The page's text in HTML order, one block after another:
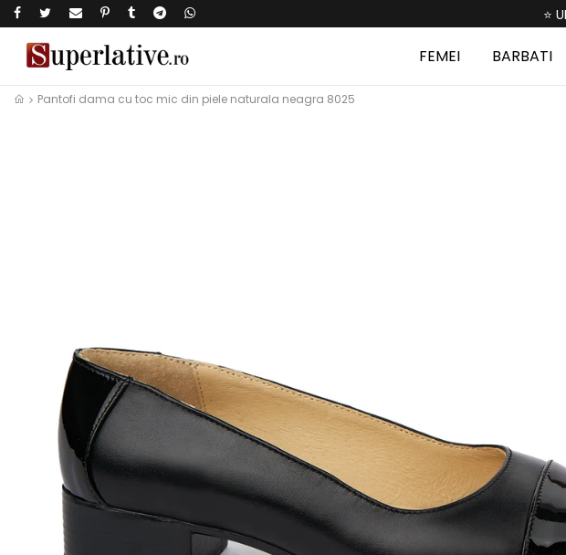
⭐
FEMEI BARBATI
Pantofi dama cu toc mic din piele naturala neagra 8025